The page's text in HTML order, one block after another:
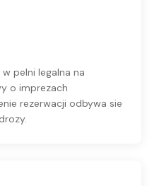
pelni legalna na
o imprezach
rezerwacji odbywa sie